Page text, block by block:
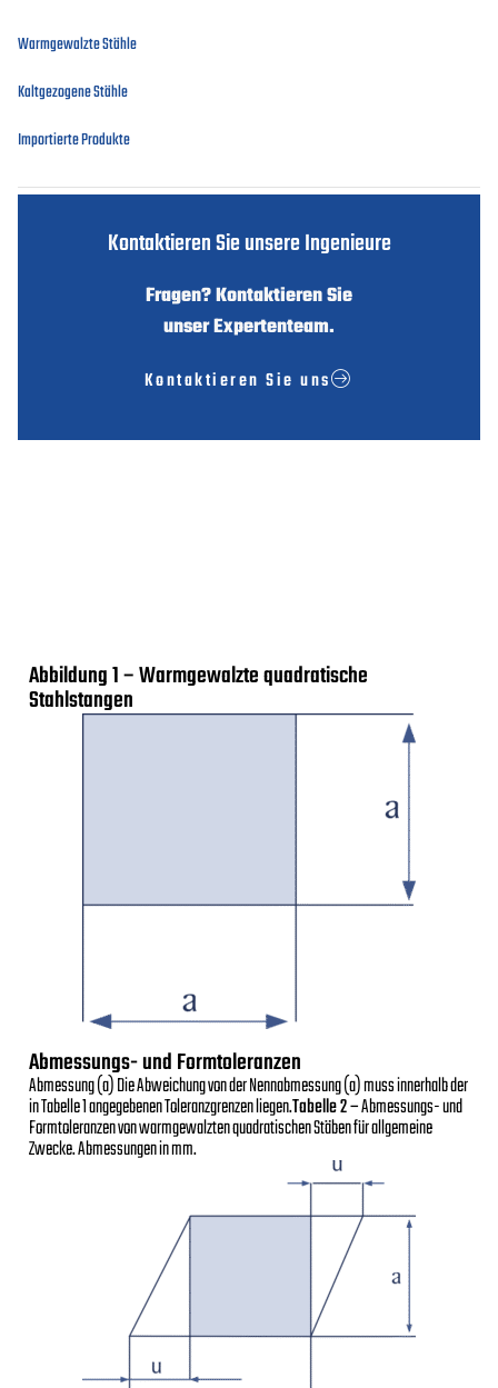
Warmgewalzte Stähle
Kaltgezogene Stähle
Importierte Produkte
Kontaktieren Sie unsere Ingenieure
Fragen? Kontaktieren Sie
unser Expertenteam.
Kontaktieren Sie uns
Abbildung 1 – Warmgewalzte quadratische
Stahlstangen
Abmessungs- und Formtoleranzen
Abmessung (a) Die Abweichung von der Nennabmessung (a) muss innerhalb der
in Tabelle 1 angegebenen Toleranzgrenzen liegen.Tabelle 2 –Abmessungs- und
Formtoleranzen von warmgewalzten quadratischen Stäben für allgemeine
Zwecke. Abmessungen in mm.